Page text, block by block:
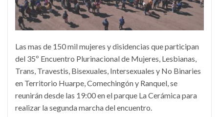
Las mas de 150 mil mujeres y disidencias que participan
del 35º Encuentro Plurinacional de Mujeres, Lesbianas,
Trans, Travestis, Bisexuales, Intersexuales y No Binaries
en Territorio Huarpe, Comechingón y Ranquel, se
reunirán desde las 19:00 en el parque La Cerámica para
realizar la segunda marcha del encuentro.